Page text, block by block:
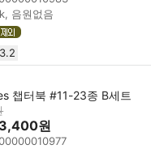
음원없음
챕터북 #11-23종 B세트
원